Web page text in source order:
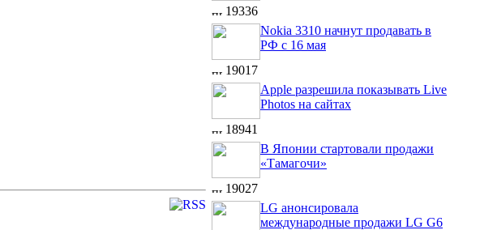
19336
Nokia 3310 начнут продавать в
РФ с 16 мая
19017
Apple разрешила показывать Live
Photos на сайтах
18941
В Японии стартовали продажи
«Тамагочи»
19027
LG анонсировала
международные продажи LG G6